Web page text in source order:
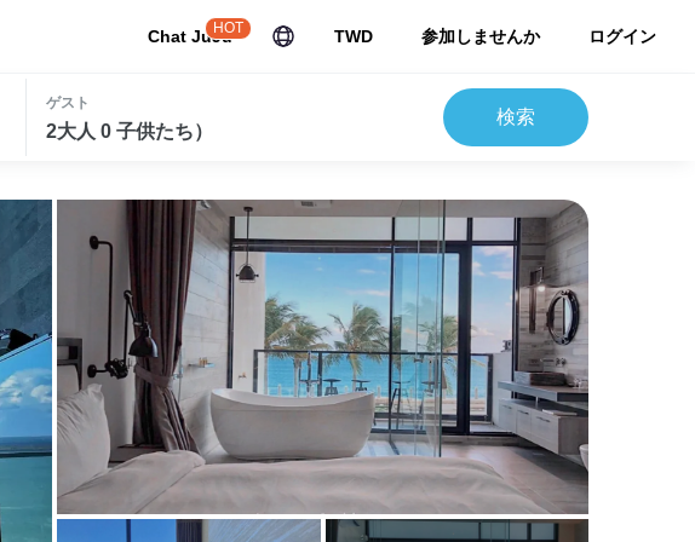
Chat JuJu
HOT TWD 参加しませんか ログイン
ゲスト
2大人 0 子供たち）
検索